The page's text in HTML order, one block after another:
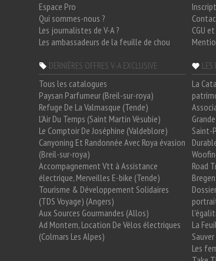
Espace Pro
Qui sommes-nous ?
Les journalistes de V-A ?
Les ambassadeurs de la feuille de chou
CGU
DERNIÈRES OFFRES V-A EXCLUSIVE
Tous les catalogues
Paysan Parfumeur (Breil-sur-roya)
Refuge De La Valmasque (Tende)
L'Air Du Temps (Saint Martin Vésubie)
Le Comptoir De Joséphine (Valdeblore)
Canyoning Et Randonnée Avec Roya évasion
(Breil-sur-roya)
Accompagnement Vtt à Assistance
électrique, Merveilles E-bike (Tende)
Tourisme & Développement Solidaires
(TDS Voyage) (Angers)
Aux Sources Gourmandes (Allos)
Ad Montem, Location De Vélos électriques
(Colmars Les Alpes)
LES
La
Saint-
Road
La
Les